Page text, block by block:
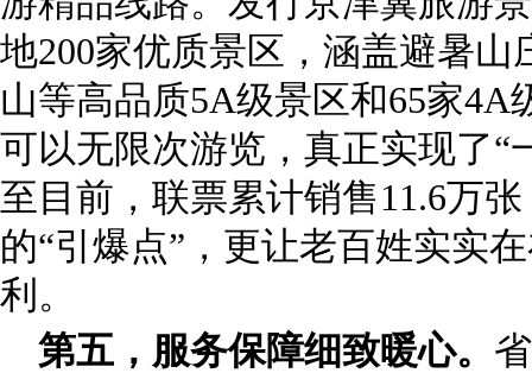
地200家优质景区，涵盖避暑
山等高品质5A级景区和65家4A
可以无限次游览，真正实现了“
至目前，联票累计销售11.6万
的“引爆点”，更让老百姓实实
利。
第五，服务保障细致暖心。